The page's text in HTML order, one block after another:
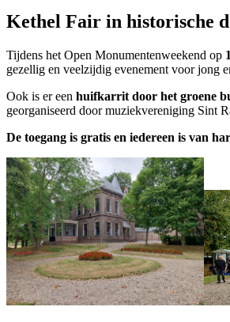
Kethel Fair in historische
Tijdens het Open Monumentenweekend op
gezellig en veelzijdig evenement voor jong
Ook is er een huifkarrit door het groene
georganiseerd door muziekvereniging Sint
De toegang is gratis en iedereen is van